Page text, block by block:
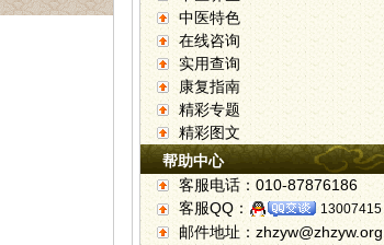
中医特色
在线咨询
实用查询
康复指南
精彩专题
精彩图文
帮助中心
客服电话：010-87876186
客服QQ：
13007415
邮件地址：zhzyw@zhzyw.org